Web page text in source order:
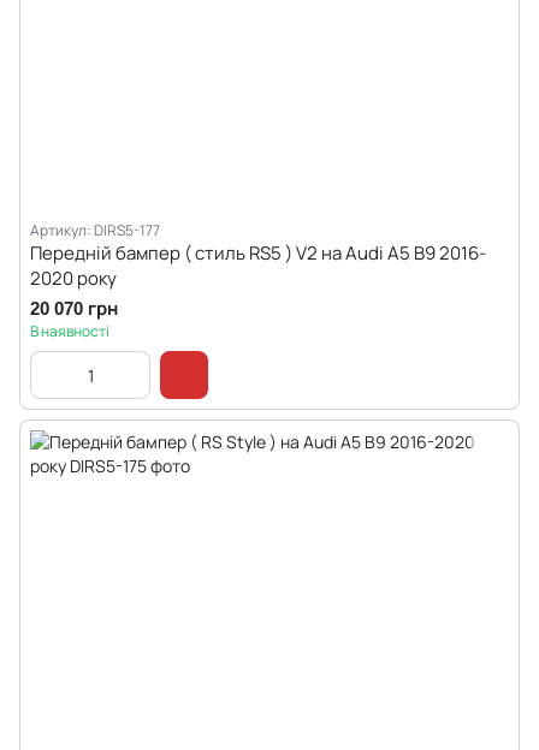
Артикул: DIRS5-177
Передній бампер ( стиль RS5 ) V2 на Audi A5 B9 2016-
2020 року
20 070 грн
В наявності